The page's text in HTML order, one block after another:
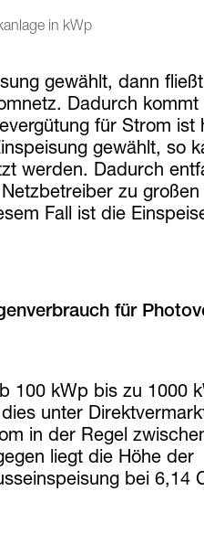
in kWp
gewählt, dann
Dadurch kommt
für Strom ist
gewählt, so
werden. Dadurch
zu großen
Fall ist die
für
100 kWp bis zu 1000
unter
in der Regel
liegt die Höhe der
bei 6,14